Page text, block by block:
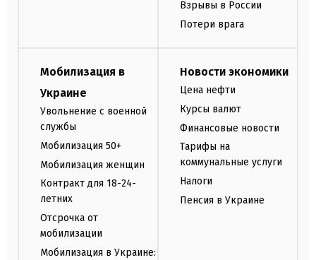
Взрывы в России
Потери врага
Мобилизация в
Украине
Увольнение с военной
службы
Мобилизация 50+
Мобилизация женщин
Контракт для 18-24-
летних
Отсрочка от
мобилизации
Мобилизация в Украине:
Новости экономики
Цена нефти
Курсы валют
Финансовые новости
Тарифы на
коммунальные услуги
Налоги
Пенсия в Украине